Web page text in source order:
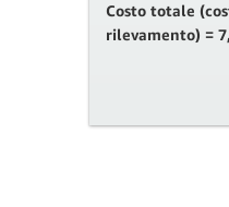
Costo totale
rilevamento) =